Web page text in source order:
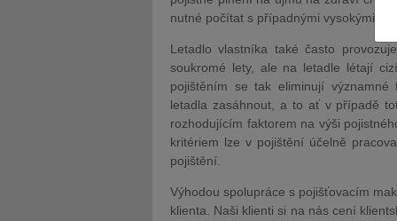
nutné počítat s případnými vysokými
Letadlo vlastníka také často
soukromé lety, ale na letadle létají
pojištěním se tak eliminují
letadla zasáhnout, a to ať v případě
rozhodujícím faktorem na výši
kritériem lze v pojištění účelně
pojištění.
Výhodou spolupráce s pojišťovacím
klienta. Naši klienti si na nás cení
JUDr. Tomáš Nielsen
JUDr.
Kurzy